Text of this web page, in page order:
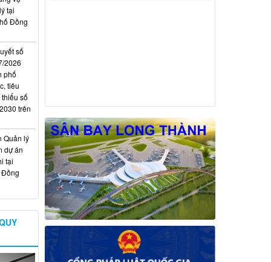
tại
Đồng
số
2026
phố
tiêu
số
trên
Quản lý
dự án
tại
Đồng